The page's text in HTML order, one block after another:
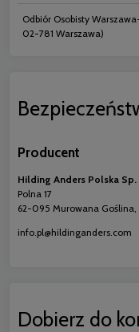
Odbiór Osobisty
02-781 Warszawa)
Producent
Hilding Anders Polska Sp.
Polna 17
62-095 Murowana Goślina,
info.pl@hildinganders.com
Dobierz do